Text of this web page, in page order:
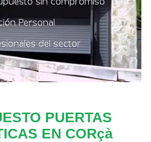
PUERTAS
EN CORçà